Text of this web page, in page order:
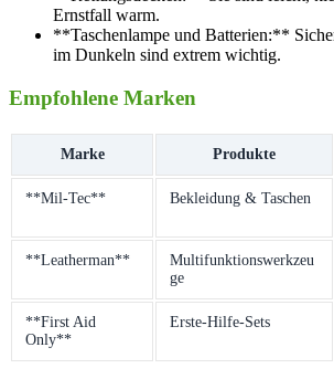
Ernstfall warm.
**Taschenlampe und Batterien:**
im Dunkeln sind extrem wichtig.
Empfohlene Marken
Marke Produkte
**Mil-Tec** Bekleidung & Taschen
**Leatherman**
Multifunktionswerkzeu
ge
**First Aid
Only**
Erste-Hilfe-Sets